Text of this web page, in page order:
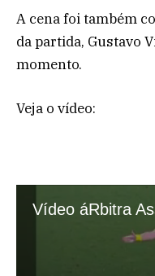
A cena foi também
da partida, Gustavo
momento.
Veja o vídeo: